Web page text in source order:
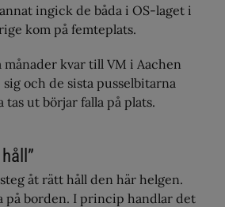
ingick de båda i OS-laget i
kom på femteplats.
kvar till VM i Aachen
och de sista pusselbitarna
ut börjar falla på plats.
åt rätt håll den här helgen.
på borden. I princip handlar det